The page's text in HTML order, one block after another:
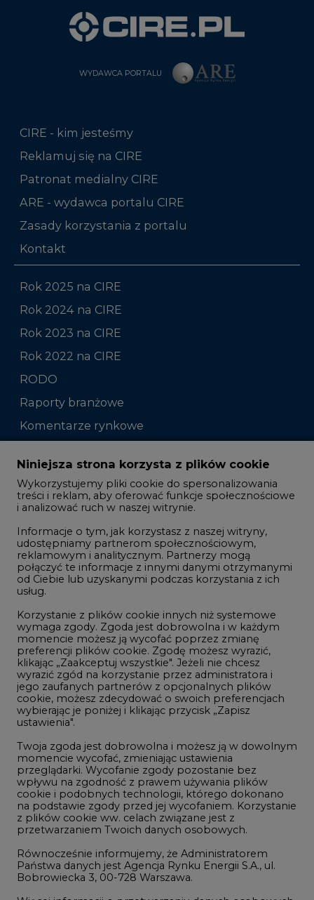
WYDAWCA PORTALU
CIRE - kim jesteśmy
Reklamuj się na CIRE
Patronat medialny CIRE
ARE - wydawca portalu CIRE
Zasady korzystania z portalu
Kontakt
Rok 2025 na CIRE
Rok 2024 na CIRE
Rok 2023 na CIRE
Rok 2022 na CIRE
RODO
Raporty branżowe
Komentarze rynkowe
Zmiany kadrowe na rynku
Studio CIRE
Rozmowy o energetyce
Gospodarka
Geopolityka
LTE450
Innowacje i AI
Telekomunikacja i IT
Handel emisjami CO2
Wodór
Górnictwo
Atom
Fotowoltaika
Offshore wind
Zielone samorządy
Zielona gospodarka
Niniejsza strona korzysta z plików cookie
Wykorzystujemy pliki cookie do spersonalizowania
treści i reklam, aby oferować funkcje społecznościowe
i analizować ruch w naszej witrynie.
Informacje o tym, jak korzystasz z naszej witryny,
udostępniamy partnerom społecznościowym,
reklamowym i analitycznym. Partnerzy mogą
połączyć te informacje z innymi danymi otrzymanymi
od Ciebie lub uzyskanymi podczas korzystania z ich
usług.
Korzystanie z plików cookie innych niż systemowe
wymaga zgody. Zgoda jest dobrowolna i w każdym
momencie możesz ją wycofać poprzez zmianę
preferencji plików cookie. Zgodę możesz wyrazić,
klikając „Zaakceptuj wszystkie". Jeżeli nie chcesz
wyrazić zgód na korzystanie przez administratora i
jego zaufanych partnerów z opcjonalnych plików
cookie, możesz zdecydować o swoich preferencjach
wybierając je poniżej i klikając przycisk „Zapisz
ustawienia".
Twoja zgoda jest dobrowolna i możesz ją w dowolnym
momencie wycofać, zmieniając ustawienia
przeglądarki. Wycofanie zgody pozostanie bez
wpływu na zgodność z prawem używania plików
cookie i podobnych technologii, którego dokonano
na podstawie zgody przed jej wycofaniem. Korzystanie
z plików cookie ww. celach związane jest z
przetwarzaniem Twoich danych osobowych.
Równocześnie informujemy, że Administratorem
Państwa danych jest Agencja Rynku Energii S.A., ul.
Bobrowiecka 3, 00-728 Warszawa.